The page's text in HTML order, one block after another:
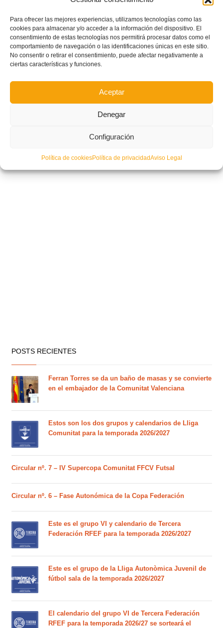
Para ofrecer las mejores experiencias, utilizamos tecnologías como las
cookies para almacenar y/o acceder a la información del dispositivo. El
consentimiento de estas tecnologías nos permitirá procesar datos como el
comportamiento de navegación o las identificaciones únicas en este sitio.
No consentir o retirar el consentimiento, puede afectar negativamente a
ciertas características y funciones.
Aceptar
Denegar
Configuración
Política de cookiesPolítica de privacidadAviso Legal
Mañana se celebra la Asamblea General Ordinaria 2016/17
POSTS RECIENTES
Ferran Torres se da un baño de masas y se convierte
en el embajador de la Comunitat Valenciana
Estos son los dos grupos y calendarios de Lliga
Comunitat para la temporada 2026/2027
Circular nº. 7 – IV Supercopa Comunitat FFCV Futsal
Circular nº. 6 – Fase Autonómica de la Copa Federación
Este es el grupo VI y calendario de Tercera
Federación RFEF para la temporada 2026/2027
Este es el grupo de la Lliga Autonòmica Juvenil de
fútbol sala de la temporada 2026/2027
El calendario del grupo VI de Tercera Federación
RFEF para la temporada 2026/27 se sorteará el